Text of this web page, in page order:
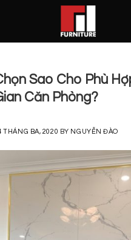
Sao Cho Phù
Căn Phòng?
THÁNG BA, 2020 BY NGUYỄN ĐÀO